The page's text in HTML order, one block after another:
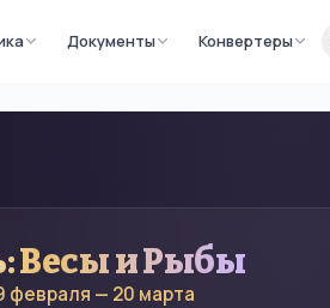
Документы Конвертеры
ВесыиРыбы
февраля — 20 марта